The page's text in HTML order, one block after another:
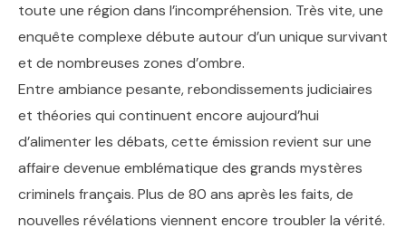
toute une région dans l’incompréhension. Très vite, une
enquête complexe débute autour d’un unique survivant
et de nombreuses zones d’ombre.
Entre ambiance pesante, rebondissements judiciaires
et théories qui continuent encore aujourd’hui
d’alimenter les débats, cette émission revient sur une
affaire devenue emblématique des grands mystères
criminels français. Plus de 80 ans après les faits, de
nouvelles révélations viennent encore troubler la vérité.